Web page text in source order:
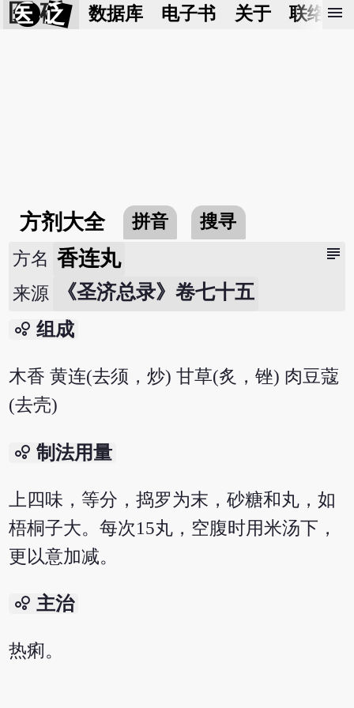
医 砭 数据库 电子书 关于 联络我
menu
方剂大全 拼音 搜寻
subject
方名 香连丸
来源 《圣济总录》卷七十五
bubble_chart 组成
木香 黄连(去须，炒) 甘草(炙，锉) 肉豆蔻
(去壳)
bubble_chart 制法用量
上四味，等分，捣罗为末，砂糖和丸，如
梧桐子大。每次15丸，空腹时用米汤下，
更以意加减。
bubble_chart 主治
热痢。